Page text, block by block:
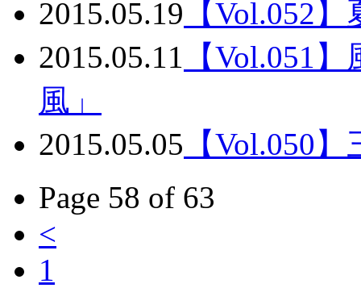
2015.05.19 【Vol.052
2015.05.11 【Vol.051
風」
2015.05.05 【Vol.050
Page 58 of 63
<
1